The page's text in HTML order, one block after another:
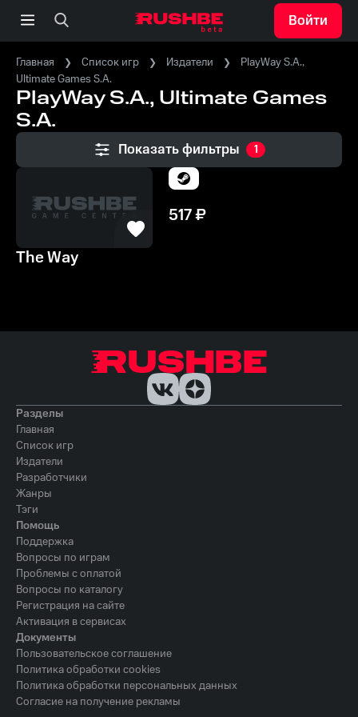
Войти
Главная Список игр Издатели
PlayWay S.A.,
Ultimate Games S.A.
PlayWay S.A., Ultimate Games
S.A.
Показать фильтры 1
517₽
The Way
Разделы
Главная
Список игр
Издатели
Разработчики
Жанры
Тэги
Помощь
Поддержка
Вопросы по играм
Проблемы с оплатой
Вопросы по каталогу
Регистрация на сайте
Активация в сервисах
Документы
Пользовательское соглашение
Политика обработки cookies
Политика обработки персональных данных
Согласие на получение рекламы